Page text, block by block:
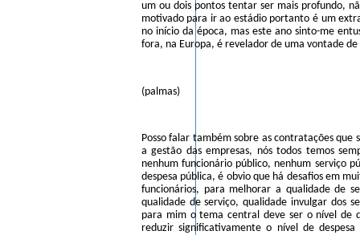
um ou dois pontos tentar ser mais profundo,
motivado para ir ao estádio portanto é um
no início da época, mas este ano sinto-me
fora, na Europa, é revelador de uma vontade
(palmas)
Posso falar também sobre as contratações
a gestão das empresas, nós todos temos
nenhum funcionário público, nenhum serviço
despesa pública, é obvio que há desafios em
funcionários, para melhorar a qualidade de
qualidade de serviço, qualidade invulgar dos
para mim o tema central deve ser o nível de
reduzir significativamente o nível de